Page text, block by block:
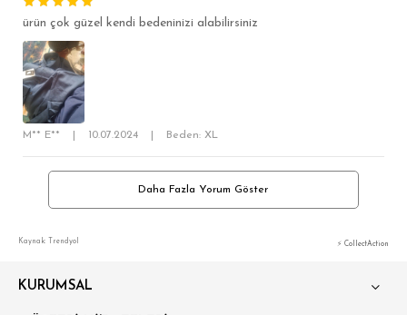
ürün çok güzel kendi bedeninizi alabilirsiniz
M** E** 10.07.2024 Beden: XL
Daha Fazla Yorum Göster
Kaynak: Trendyol ⚡ CollectAction
KURUMSAL